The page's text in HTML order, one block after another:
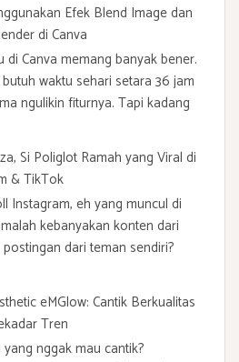
Efek Blend Image dan
di Canva
di Canva memang banyak bener.
waktu sehari setara 36 jam
ngulikin fiturnya. Tapi kadang
Si Poliglot Ramah yang Viral di
& TikTok
Instagram, eh yang muncul di
kebanyakan konten dari
dari teman sendiri?
eMGlow: Cantik Berkualitas
Tren
yang nggak mau cantik?